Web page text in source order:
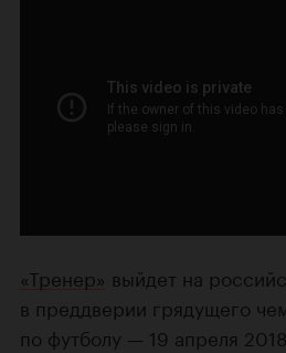
«Тренер» выйдет на
в преддверии грядущего
по футболу — 19 апреля